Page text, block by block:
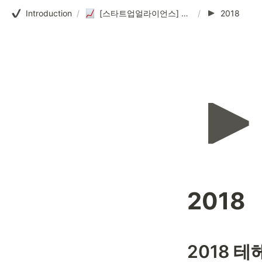
Introduction / [스타트업얼라이언스] 테헤란로펀딩클럽 / 2018
2018
2018 테